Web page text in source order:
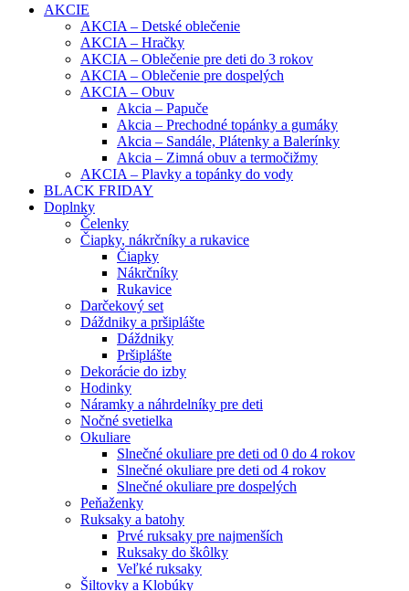
AKCIE
AKCIA – Detské oblečenie
AKCIA – Hračky
AKCIA – Oblečenie pre deti do 3 rokov
AKCIA – Oblečenie pre dospelých
AKCIA – Obuv
Akcia – Papuče
Akcia – Prechodné topánky a gumáky
Akcia – Sandále, Plátenky a Balerínky
Akcia – Zimná obuv a termočižmy
AKCIA – Plavky a topánky do vody
BLACK FRIDAY
Doplnky
Čelenky
Čiapky, nákrčníky a rukavice
Čiapky
Nákrčníky
Rukavice
Darčekový set
Dáždniky a pršiplášte
Dáždniky
Pršiplášte
Dekorácie do izby
Hodinky
Náramky a náhrdelníky pre deti
Nočné svetielka
Okuliare
Slnečné okuliare pre deti od 0 do 4 rokov
Slnečné okuliare pre deti od 4 rokov
Slnečné okuliare pre dospelých
Peňaženky
Ruksaky a batohy
Prvé ruksaky pre najmenších
Ruksaky do škôlky
Veľké ruksaky
Šiltovky a Klobúky